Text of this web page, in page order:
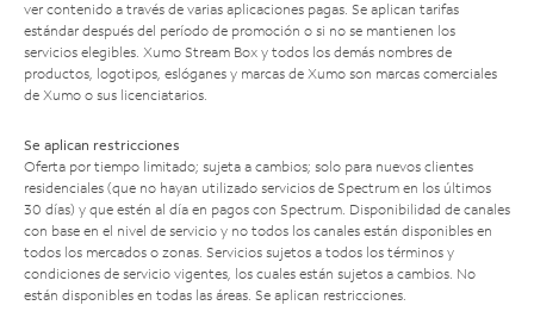
ver contenido a través de varias aplicaciones pagas. Se aplican tarifas
estándar después del período de promoción o si no se mantienen los
servicios elegibles. Xumo Stream Box y todos los demás nombres de
productos, logotipos, eslóganes y marcas de Xumo son marcas comerciales
de Xumo o sus licenciatarios.
Se aplican restricciones
Oferta por tiempo limitado; sujeta a cambios; solo para nuevos clientes
residenciales (que no hayan utilizado servicios de Spectrum en los últimos
30 días) y que estén al día en pagos con Spectrum. Disponibilidad de canales
con base en el nivel de servicio y no todos los canales están disponibles en
todos los mercados o zonas. Servicios sujetos a todos los términos y
condiciones de servicio vigentes, los cuales están sujetos a cambios. No
están disponibles en todas las áreas. Se aplican restricciones.